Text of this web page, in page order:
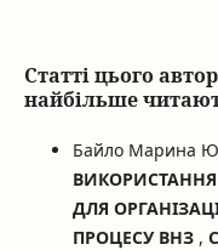
Статті цього
найбільше
Байло Марина
ВИКОРИСТАННЯ
ДЛЯ
ПРОЦЕСУ ВНЗ ,